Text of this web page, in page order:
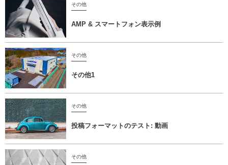
その他
AMP & スマートフォン表示例
その他
その他1
その他
投稿フォーマットのテスト: 動画
その他